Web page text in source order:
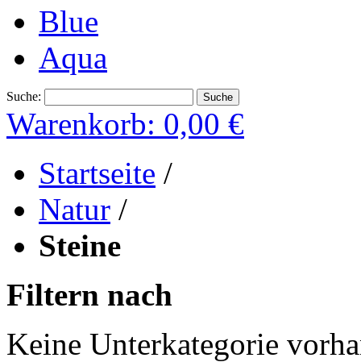
Blue
Aqua
Suche: Suche
Warenkorb: 0,00 €
Startseite /
Natur /
Steine
Filtern nach
Keine Unterkategorie